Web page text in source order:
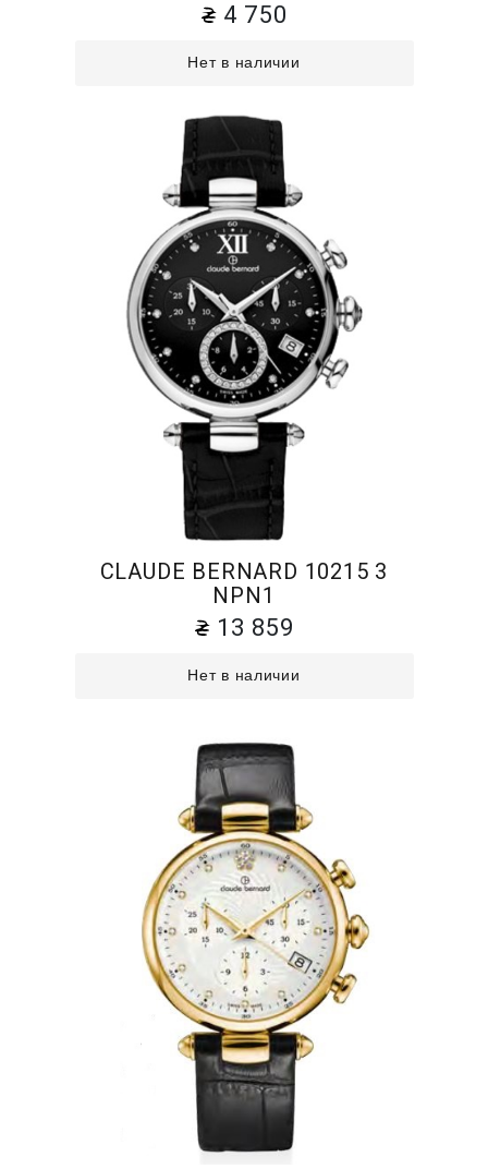
4 750
Нет в наличии
CLAUDE BERNARD 10215 3
NPN1
13 859
Нет в наличии